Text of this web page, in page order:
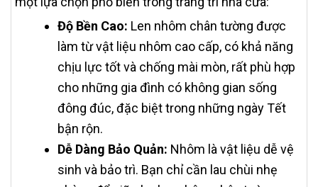
Độ Bền Cao: Len nhôm chân tường được
làm từ vật liệu nhôm cao cấp, có khả năng
chịu lực tốt và chống mài mòn, rất phù hợp
cho những gia đình có không gian sống
đông đúc, đặc biệt trong những ngày Tết
bận rộn.
Dễ Dàng Bảo Quản: Nhôm là vật liệu dễ vệ
sinh và bảo trì. Bạn chỉ cần lau chùi nhẹ